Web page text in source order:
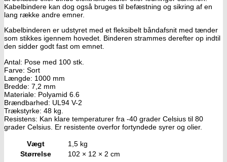
Kabelbindere kan dog også bruges til befæstning og sikring af en
lang række andre emner.
Kabelbinderen er udstyret med et fleksibelt båndafsnit med tænder
som stikkes igennem hovedet. Binderen strammes derefter op indtil
den sidder godt fast om emnet.
Antal: Pose med 100 stk.
Farve: Sort
Længde: 1000 mm
Bredde: 7,2 mm
Materiale: Polyamid 6.6
Brændbarhed: UL94 V-2
Trækstyrke: 48 kg.
Resistens: Kan klare temperaturer fra -40 grader Celsius til 80
grader Celsius. Er resistente overfor fortyndede syrer og olier.
Vægt
1,5 kg
Størrelse
102 × 12 × 2 cm